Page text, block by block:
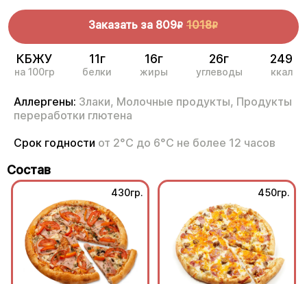
Заказать за 809R 1018R
КБЖУ
на 100гр
11г
белки
16г
жиры
26г
углеводы
249
ккал
Аллергены: Злаки, Молочные продукты, Продукты
переработки глютена
Срок годности от 2°С до 6°С не более 12 часов
Состав
430гр. 450гр.